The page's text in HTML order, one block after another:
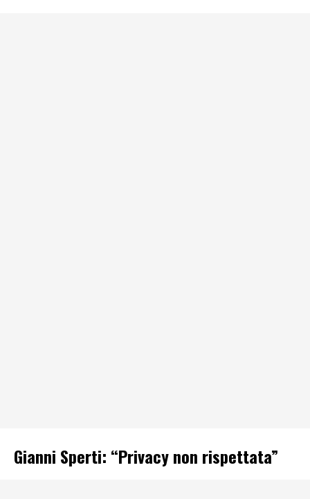
Gianni Sperti: “Privacy non rispettata”